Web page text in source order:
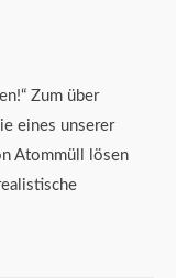
Zum über
eines unserer
Atommüll lösen